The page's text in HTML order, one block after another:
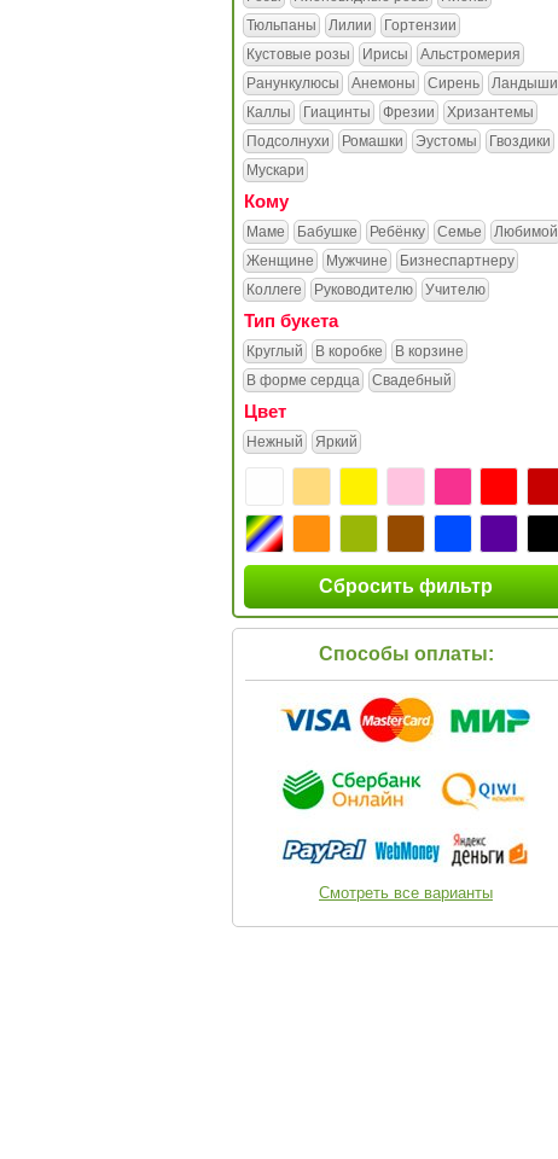
Тюльпаны
Лилии
Гортензии
Кустовые розы
Ирисы
Альстромерия
Ранункулюсы
Анемоны Сирень
Ландыши
Каллы
Гиацинты Фрезии
Хризантемы
Подсолнухи
Ромашки Эустомы
Гвоздики
Мускари
Кому
Маме Бабушке Ребёнку Семье
Любимой
Женщине
Мужчине
Бизнеспартнеру
Коллеге
Руководителю Учителю
Тип букета
Круглый В коробке
В корзине
В форме сердца
Свадебный
Цвет
Нежный Яркий
Сбросить фильтр
Способы оплаты:
Смотреть все варианты